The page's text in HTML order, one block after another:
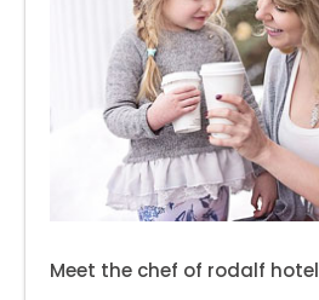
Meet the chef of rodalf hotel